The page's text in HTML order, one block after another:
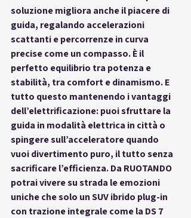
soluzione migliora anche il piacere di
guida, regalando accelerazioni
scattanti e percorrenze in curva
precise come un compasso. È il
perfetto equilibrio tra potenza e
stabilità, tra comfort e dinamismo. E
tutto questo mantenendo i vantaggi
dell’elettrificazione: puoi sfruttare la
guida in modalità elettrica in città o
spingere sull’acceleratore quando
vuoi divertimento puro, il tutto senza
sacrificare l’efficienza. Da RUOTANDO
potrai vivere su strada le emozioni
uniche che solo un SUV ibrido plug-in
con trazione integrale come la DS 7